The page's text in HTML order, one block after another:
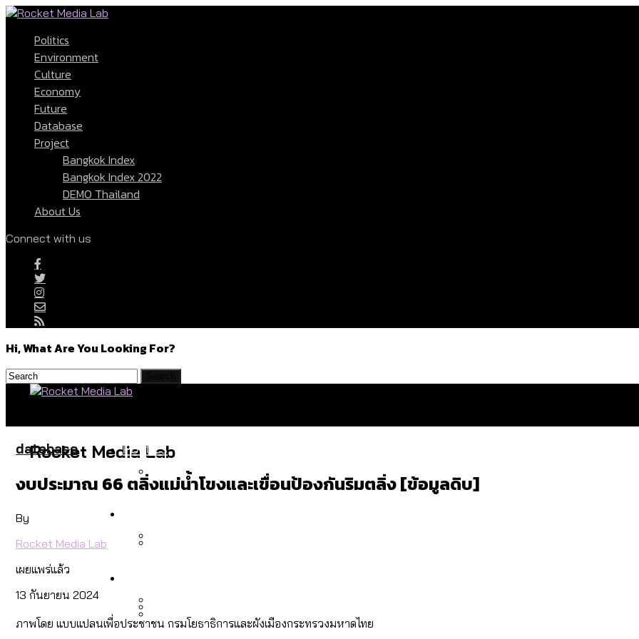
Politics
Environment
Culture
Economy
Future
Database
Project
Bangkok Index
Bangkok Index 2022
DEMO Thailand
About Us
Connect with us
Hi, What Are You Looking For?
Rocket Media Lab
Politics
โลกใบเดียว สิทธิไม่เท่ากัน: กฎหมายการรับรองเพศของ Transgender ทั่วโลก ประเท
database
งบประมาณ 66 ตลิ่งแม่น้ำโขงและเขื่อนป้องกันริมตลิ่ง [ข้อมูลดิบ]
By
Rocket Media Lab
เผยแพร่แล้ว
13 กันยายน 2024
ภาพโดย แบบแปลนเพื่อประชาชน กรมโยธาธิการและผังเมืองกระทรวงมหาดไทย